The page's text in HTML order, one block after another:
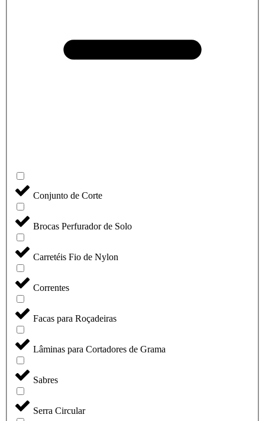
Conjunto de Corte
Brocas Perfurador de Solo
Carretéis Fio de Nylon
Correntes
Facas para Roçadeiras
Lâminas para Cortadores de Grama
Sabres
Serra Circular